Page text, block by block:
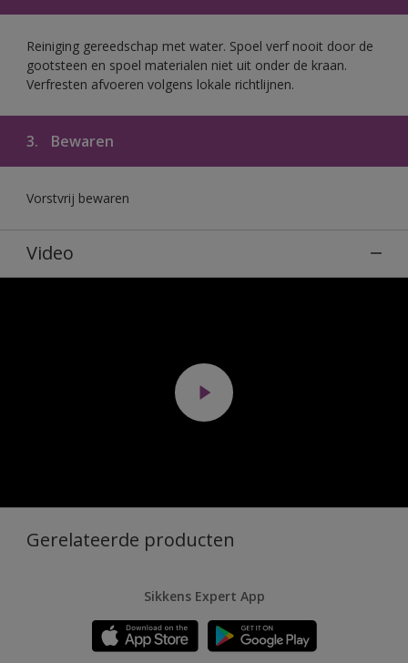
Reiniging gereedschap met water. Spoel verf nooit door de
gootsteen en spoel materialen niet uit onder de kraan.
Verfresten afvoeren volgens lokale richtlijnen.
3. Bewaren
Vorstvrij bewaren
Video
Gerelateerde producten
Sikkens Expert App